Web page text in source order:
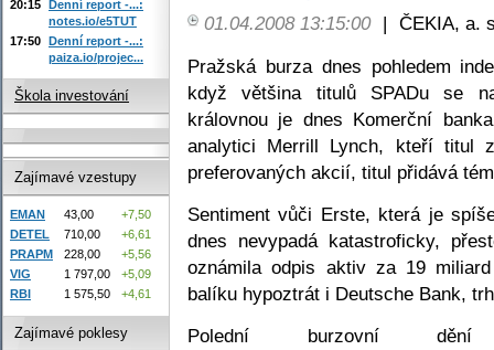
01.04.2008 13:15:00 | ČEKIA, a.
Pražská burza dnes pohledem
když většina titulů SPADu se
královnou je dnes Komerční
analytici Merrill Lynch, kteří titul
preferovaných akcií, titul přidává
Sentiment vůči Erste, která je
dnes nevypadá katastroficky,
oznámila odpis aktiv za 19
balíku hypoztrát i Deutsche Bank,
Polední burzovní
20:15 Denní report -...:
notes.io/e5TUT
17:50 Denní report -...:
paiza.io/projec...
Škola investování
Zajímavé vzestupy
EMAN 43,00
+7,50
DETEL
710,00
+6,61
PRAPM
228,00
+5,56
VIG
1 797,00
+5,09
RBI
1 575,50 +4,61
Zajímavé poklesy